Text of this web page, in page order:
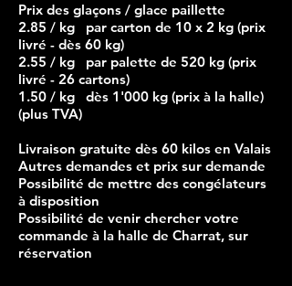
Prix des glaçons / glace paillette
2.85 / kg par carton de 10 x 2 kg (prix
livré - dès 60 kg)
2.55 / kg par palette de 520 kg (prix
livré - 26 cartons)
1.50 / kg dès 1'000 kg (prix à la halle)
(plus TVA)
Livraison gratuite dès 60 kilos en Valais
Autres demandes et prix sur demande
Possibilité de mettre des congélateurs
à disposition
Possibilité de venir chercher votre
commande à la halle de Charrat, sur
réservation